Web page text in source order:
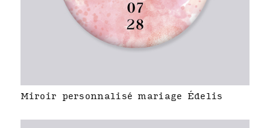
Miroir personnalisé mariage Édelis